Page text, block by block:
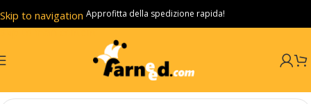
Skip to navigation
Skip to main content
Approfitta della spedizione rapida!